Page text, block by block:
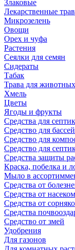
Злаковые
Лекарственные
Микрозелень
Овощи
Орех и чуфа
Растения
Сеялки для семян
Сидераты
Табак
Трава для животных
Хмель
Цветы
Ягоды и фрукты
Средства для
Средство для
Средство для
Средство для
Средства защиты
Краска, побелка и
Мыло в
Средства от
Средства от
Средства от
Средства
Средство от змей
Удобрения
Для газонов